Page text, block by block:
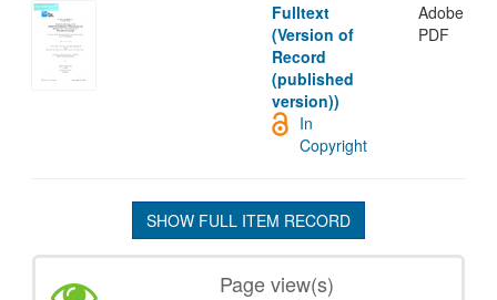
Fulltext
(Version of
Record
(published
version))
Adobe
PDF
In
Copyright
SHOW FULL ITEM RECORD
Page view(s)